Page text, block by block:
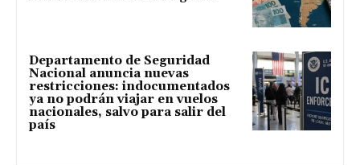
Departamento de Seguridad
Nacional anuncia nuevas
restricciones: indocumentados
ya no podrán viajar en vuelos
nacionales, salvo para salir del
país